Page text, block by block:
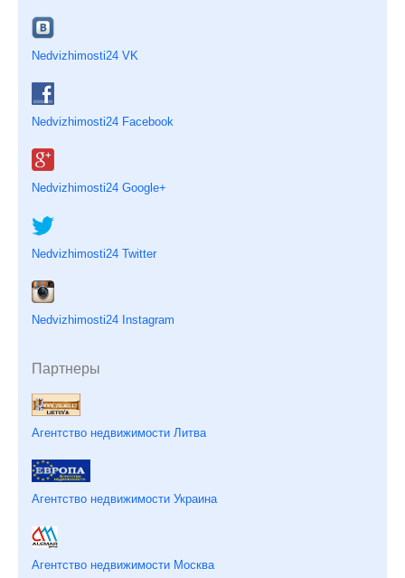
Nedvizhimosti24 VK
Nedvizhimosti24 Facebook
Nedvizhimosti24 Google+
Nedvizhimosti24 Twitter
Nedvizhimosti24 Instagram
Партнеры
Агентство недвижимости Литва
Агентство недвижимости Украина
Агентство недвижимости Москва